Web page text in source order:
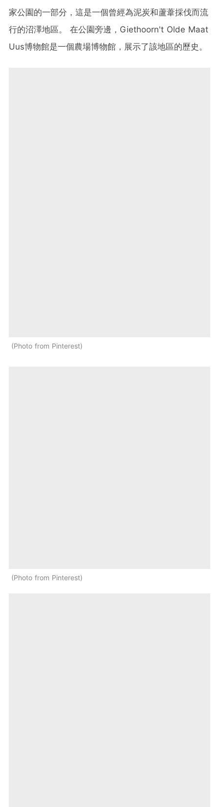
家公園的一部分，這是一個曾經為泥炭和蘆葦採伐而流
行的沼澤地區。 在公園旁邊，Giethoorn't Olde Maat
Uus博物館是一個農場博物館，展示了該地區的歷史。
Photo from Pinterest
Photo from Pinterest